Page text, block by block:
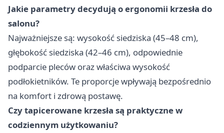
Jakie parametry decydują o ergonomii krzesła do
salonu?
Najważniejsze są: wysokość siedziska (45–48 cm),
głębokość siedziska (42–46 cm), odpowiednie
podparcie pleców oraz właściwa wysokość
podłokietników. Te proporcje wpływają bezpośrednio
na komfort i zdrową postawę.
Czy tapicerowane krzesła są praktyczne w
codziennym użytkowaniu?